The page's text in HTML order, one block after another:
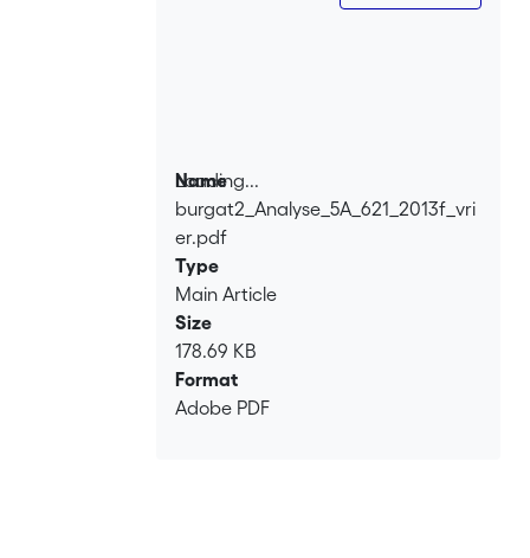
Loading...
Loading...
Name
burgat2_Analyse_5A_621_2013f_vri
er.pdf
Type
Main Article
Size
178.69 KB
Format
Adobe PDF